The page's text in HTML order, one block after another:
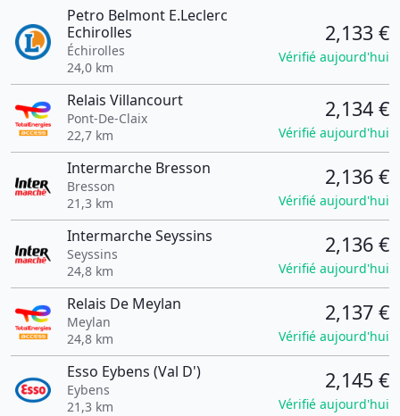
Petro Belmont E.Leclerc
Echirolles
Échirolles
24,0 km
2,133 €
Vérifié aujourd'hui
Relais Villancourt
Pont-De-Claix
22,7 km
2,134 €
Vérifié aujourd'hui
Intermarche Bresson
Bresson
21,3 km
2,136 €
Vérifié aujourd'hui
Intermarche Seyssins
Seyssins
24,8 km
2,136 €
Vérifié aujourd'hui
Relais De Meylan
Meylan
24,8 km
2,137 €
Vérifié aujourd'hui
Esso Eybens (Val D')
Eybens
21,3 km
2,145 €
Vérifié aujourd'hui